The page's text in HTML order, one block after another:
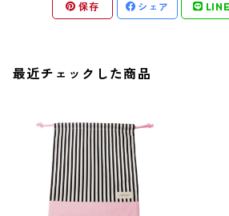
保存 シェア LINE
最近チェックした商品